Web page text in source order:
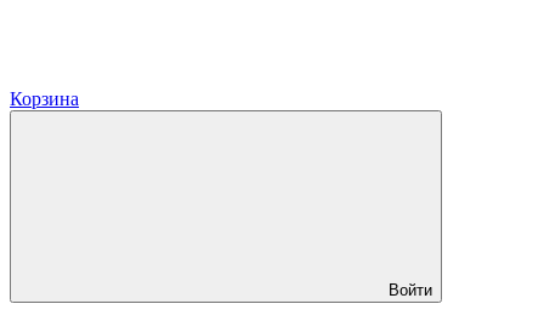
Корзина
Войти